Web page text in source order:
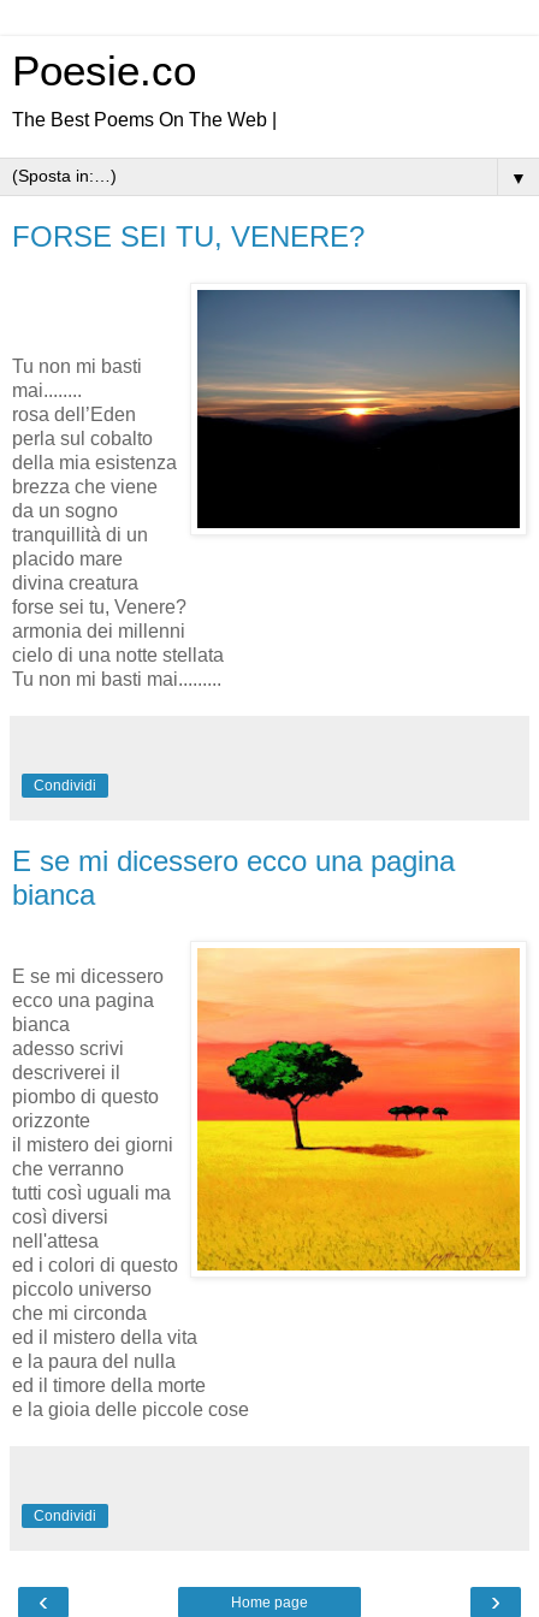
Poesie.co
The Best Poems On The Web |
▼
FORSE SEI TU, VENERE?
Tu non mi basti
mai........
rosa dell’Eden
perla sul cobalto
della mia esistenza
brezza che viene
da un sogno
tranquillità di un
placido mare
divina creatura
forse sei tu, Venere?
armonia dei millenni
cielo di una notte stellata
Tu non mi basti mai.........
Condividi
E se mi dicessero ecco una pagina
bianca
E se mi dicessero
ecco una pagina
bianca
adesso scrivi
descriverei il
piombo di questo
orizzonte
il mistero dei giorni
che verranno
tutti così uguali ma
così diversi
nell'attesa
ed i colori di questo
piccolo universo
che mi circonda
ed il mistero della vita
e la paura del nulla
ed il timore della morte
e la gioia delle piccole cose
Condividi
‹ ›
Home page